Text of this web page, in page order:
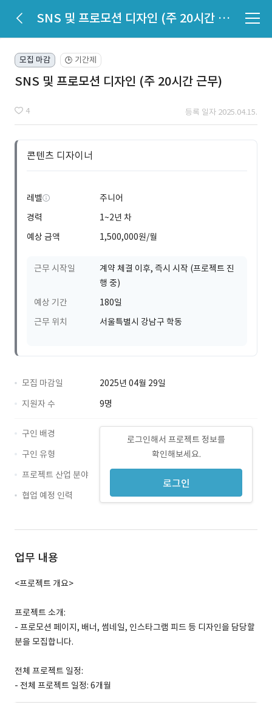
SNS 및 프로모션 디자인 (주 20시간 근무)
모집 마감 🕒 기간제
SNS 및 프로모션 디자인 (주 20시간 근무)
4 등록 일자 2025.04.15.
콘텐츠 디자이너
레벨
주니어
경력
1~2년 차
예상 금액
1,500,000원/월
근무 시작일
계약 체결 이후, 즉시 시작 (프로젝트 진
행 중)
예상 기간
180일
근무 위치
서울특별시 강남구 학동
모집 마감일
2025년 04월 29일
지원자 수
9명
로그인해서 프로젝트 정보를
확인해보세요.
로그인
구인 배경
구인 유형
프로젝트 산업 분야
협업 예정 인력
업무 내용
<프로젝트 개요>
프로젝트 소개:
- 프로모션 페이지, 배너, 썸네일, 인스타그램 피드 등 디자인을 담당할
분을 모집합니다.
전체 프로젝트 일정:
- 전체 프로젝트 일정: 6개월